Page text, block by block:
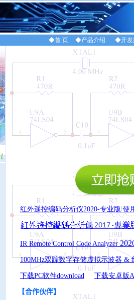
◆首 页 ◆产品介绍 ◆开发
红外遥控编码分析仪2020-专业版 使
IR Remote Control Code Analyzer
100MHz双踪数字存储虚拟示波器 &
下载PC软件download 下载安卓版
【合作伙伴】